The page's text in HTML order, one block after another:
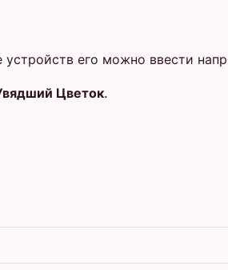
его можно ввести
Цветок.